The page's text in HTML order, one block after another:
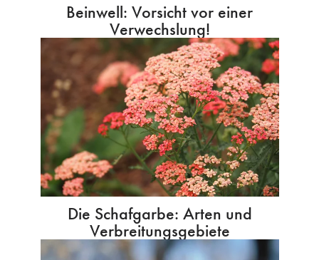
Beinwell: Vorsicht vor einer
Verwechslung!
Die Schafgarbe: Arten und
Verbreitungsgebiete